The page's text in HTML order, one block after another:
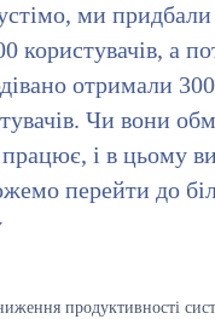
ми придбали
користувачів, а
отримали 300
Чи вони
і в цьому
перейти до
продуктивності